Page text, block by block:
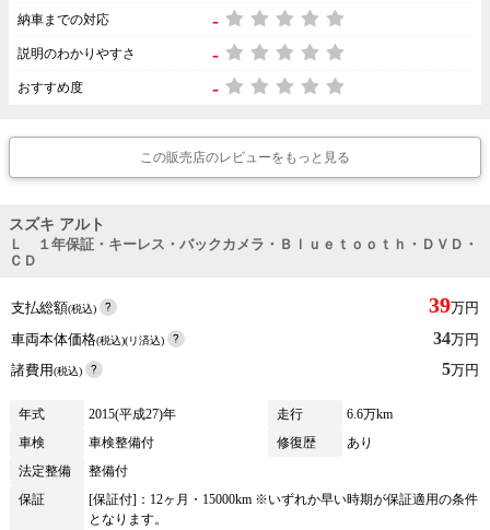
納車までの対応 -
説明のわかりやすさ -
おすすめ度 -
この販売店のレビューをもっと見る
スズキ アルト
Ｌ １年保証・キーレス・バックカメラ・Ｂｌｕｅｔｏｏｔｈ・ＤＶＤ・
ＣＤ
支払総額(税込) 39万円
車両本体価格(税込)(リ済込) 34万円
諸費用(税込) 5万円
年式 2015(平成27)年 走行
6.6万km
車検
車検整備付 修復歴
あり
法定整備
整備付
保証
[保証付]：12ヶ月・15000km ※いずれか早い時期が保証適用の条件
となります。